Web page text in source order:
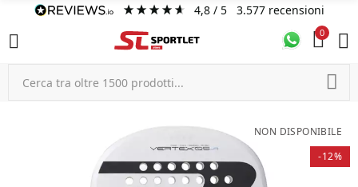
4,8/ 5 3.577 recensioni
0
NON DISPONIBILE
-12%